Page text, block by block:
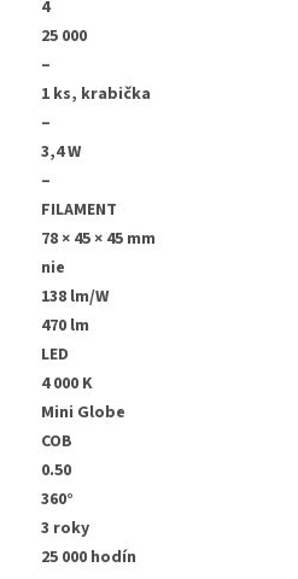
4
25 000
–
1 ks, krabička
–
3,4 W
–
FILAMENT
78 × 45 × 45 mm
nie
138 lm/W
470 lm
LED
4 000 K
Mini Globe
COB
0.50
360°
3 roky
25 000 hodín